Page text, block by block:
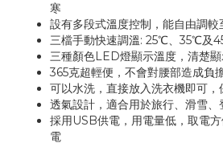
寒
設有多段式溫度控制，能自由調
三檔手動快速調溫: 25℃、35℃及
三種顏色LED燈顯示溫度，清楚
365克超輕便，不會對腰部造成負
可以水洗，直接放入洗衣機即可，
透氣設計，適合用於旅行、滑雪
採用USB供電，用電量低，取電
電